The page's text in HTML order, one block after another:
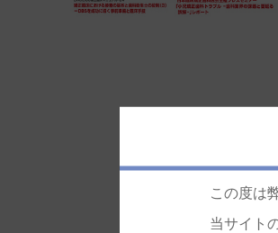
この度は
当サイト